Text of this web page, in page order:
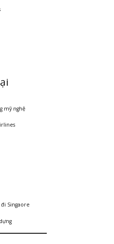
mỹ nghệ
Singaore